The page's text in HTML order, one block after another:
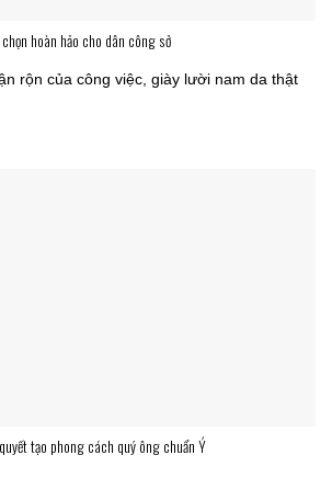
hoàn hảo cho dân công sở
rộn của công việc, giày lười nam da thật
tạo phong cách quý ông chuẩn Ý